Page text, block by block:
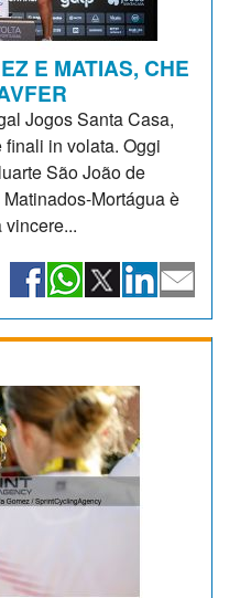
E MATIAS, CHE
Jogos Santa Casa,
in volata. Oggi
São João de
Mortágua è